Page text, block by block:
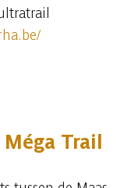
Trail